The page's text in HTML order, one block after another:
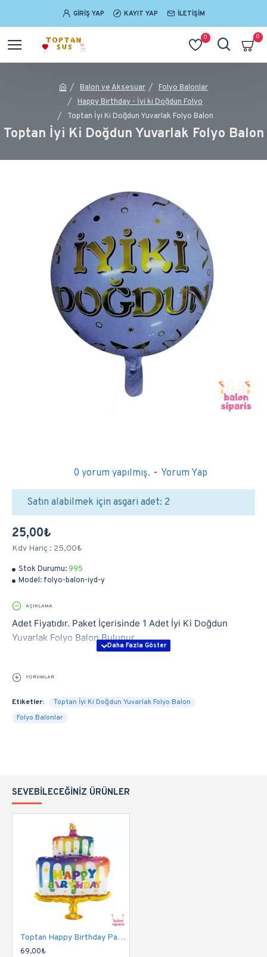
GIRIŞ YAP KAYIT YAP İLETIŞIM
0 0
Balon ve Aksesuar
Folyo Balonlar
Happy Birthday - İyi ki Doğdun Folyo
Toptan İyi Ki Doğdun Yuvarlak Folyo Balon
Toptan İyi Ki Doğdun Yuvarlak Folyo Balon
Stok Durumu: 995
Model: folyo-balon-iyd-y
0 yorum yapılmış. - Yorum Yap
25,00₺
Kdv Hariç : 25,00₺
Satın alabilmek için asgari adet: 2
AÇIKLAMA
Adet Fiyatıdır. Paket İçerisinde 1 Adet İyi Ki Doğdun
Yuvarlak Folyo Balon Bulunur.
YORUMLAR
Etiketler:
Toptan İyi Ki Doğdun Yuvarlak Folyo Balon
Folyo Balonlar
SEVEBILECEĞINIZ ÜRÜNLER
Toptan Happy Birthday Pasta Folyo Balon
69,00₺